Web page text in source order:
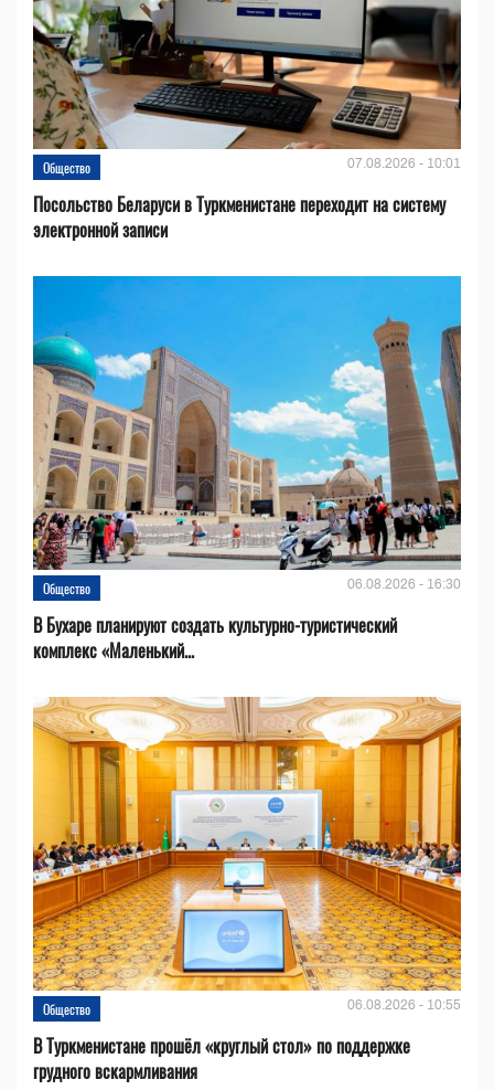
Общество 07.08.2026 - 10:01
Посольство Беларуси в Туркменистане переходит на систему
электронной записи
Общество 06.08.2026 - 16:30
В Бухаре планируют создать культурно-туристический
комплекс «Маленький...
Общество 06.08.2026 - 10:55
В Туркменистане прошёл «круглый стол» по поддержке
грудного вскармливания